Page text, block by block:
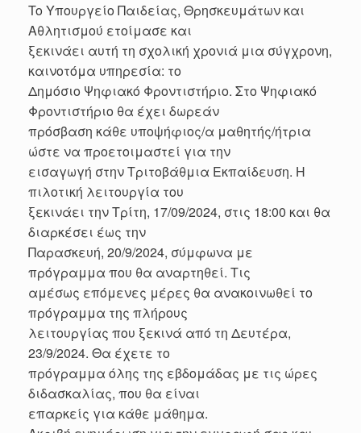
To Υπουργείο Παιδείας, Θρησκευμάτων και
Αθλητισμού ετοίμασε και
ξεκινάει αυτή τη σχολική χρονιά μια σύγχρονη,
καινοτόμα υπηρεσία: το
Δημόσιο Ψηφιακό Φροντιστήριο. Στο Ψηφιακό
Φροντιστήριο θα έχει δωρεάν
πρόσβαση κάθε υποψήφιος/α μαθητής/ήτρια
ώστε να προετοιμαστεί για την
εισαγωγή στην Τριτοβάθμια Εκπαίδευση. Η
πιλοτική λειτουργία του
ξεκινάει την Τρίτη, 17/09/2024, στις 18:00 και θα
διαρκέσει έως την
Παρασκευή, 20/9/2024, σύμφωνα με
πρόγραμμα που θα αναρτηθεί. Τις
αμέσως επόμενες μέρες θα ανακοινωθεί το
πρόγραμμα της πλήρους
λειτουργίας που ξεκινά από τη Δευτέρα,
23/9/2024. Θα έχετε το
πρόγραμμα όλης της εβδομάδας με τις ώρες
διδασκαλίας, που θα είναι
επαρκείς για κάθε μάθημα.